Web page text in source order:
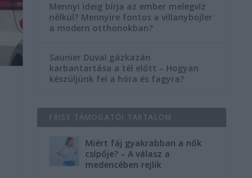
Mennyi ideig bírja az ember melegvíz
nélkül? Mennyire fontos a villanybojler
a modern otthonokban?
Saunier Duval gázkazán
karbantartása a tél előtt – Hogyan
készüljünk fel a hóra és fagyra?
FRISS TÁMOGATÓI TARTALOM
Miért fáj gyakrabban a nők
csípője? – A válasz a
medencében rejlik